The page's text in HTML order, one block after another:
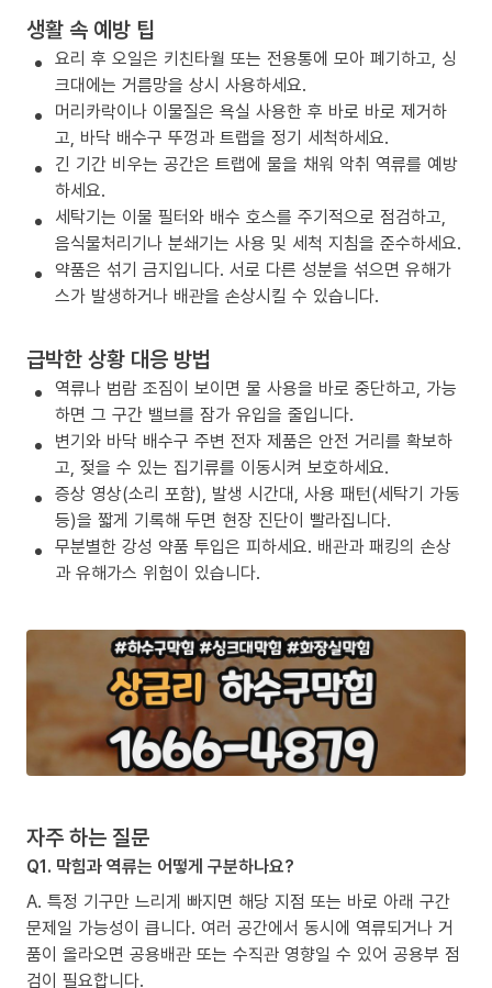
생활 속 예방 팁
요리 후 오일은 키친타월 또는 전용통에 모아 폐기하고, 싱
크대에는 거름망을 상시 사용하세요.
머리카락이나 이물질은 욕실 사용한 후 바로 바로 제거하
고, 바닥 배수구 뚜껑과 트랩을 정기 세척하세요.
긴 기간 비우는 공간은 트랩에 물을 채워 악취 역류를 예방
하세요.
세탁기는 이물 필터와 배수 호스를 주기적으로 점검하고,
음식물처리기나 분쇄기는 사용 및 세척 지침을 준수하세요.
약품은 섞기 금지입니다. 서로 다른 성분을 섞으면 유해가
스가 발생하거나 배관을 손상시킬 수 있습니다.
급박한 상황 대응 방법
역류나 범람 조짐이 보이면 물 사용을 바로 중단하고, 가능
하면 그 구간 밸브를 잠가 유입을 줄입니다.
변기와 바닥 배수구 주변 전자 제품은 안전 거리를 확보하
고, 젖을 수 있는 집기류를 이동시켜 보호하세요.
증상 영상(소리 포함), 발생 시간대, 사용 패턴(세탁기 가동
등)을 짧게 기록해 두면 현장 진단이 빨라집니다.
무분별한 강성 약품 투입은 피하세요. 배관과 패킹의 손상
과 유해가스 위험이 있습니다.
자주 하는 질문
Q1. 막힘과 역류는 어떻게 구분하나요?
A. 특정 기구만 느리게 빠지면 해당 지점 또는 바로 아래 구간
문제일 가능성이 큽니다. 여러 공간에서 동시에 역류되거나 거
품이 올라오면 공용배관 또는 수직관 영향일 수 있어 공용부 점
검이 필요합니다.